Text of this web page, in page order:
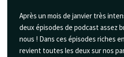
Après un mois de janvier très
deux épisodes de podcast assez
nous ! Dans ces épisodes riches
revient toutes les deux sur nos